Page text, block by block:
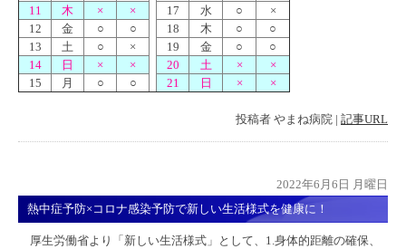
11
木 × × 17 水 ○
×
12
金 ○ ○ 18 木 ○
○
13
土 ○ × 19 金 ○
○
14
日 × × 20 土 ×
×
15
月 ○ ○ 21 日 × ×
投稿者 やまね病院 | 記事URL
2022年6月6日 月曜日
熱中症予防×コロナ感染予防で新しい生活様式を健康に！
厚生労働省より「新しい生活様式」として、1.身体的距離の確保、